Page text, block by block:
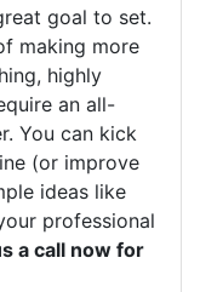
goal to set.
making more
highly
an all-
You can kick
(or improve
ideas like
professional
a call now for